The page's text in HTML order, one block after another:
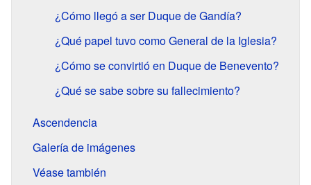
¿Cómo llegó a ser Duque de Gandía?
¿Qué papel tuvo como General de la Iglesia?
¿Cómo se convirtió en Duque de Benevento?
¿Qué se sabe sobre su fallecimiento?
Ascendencia
Galería de imágenes
Véase también